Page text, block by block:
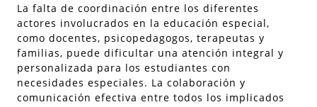
La falta de coordinación entre los diferentes
actores involucrados en la educación especial,
como docentes, psicopedagogos, terapeutas y
familias, puede dificultar una atención integral y
personalizada para los estudiantes con
necesidades especiales. La colaboración y
comunicación efectiva entre todos los implicados